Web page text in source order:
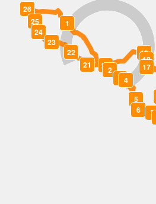
0
1
2
3 4
5
6
7
17
18
19
20
21
22
23
24
25
26